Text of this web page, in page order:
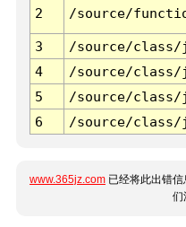
2 /source/
3 /source/class/
4
/source/class/
5
/source/class/
6
/source/class/
www.365jz.com 已经将此出错
们